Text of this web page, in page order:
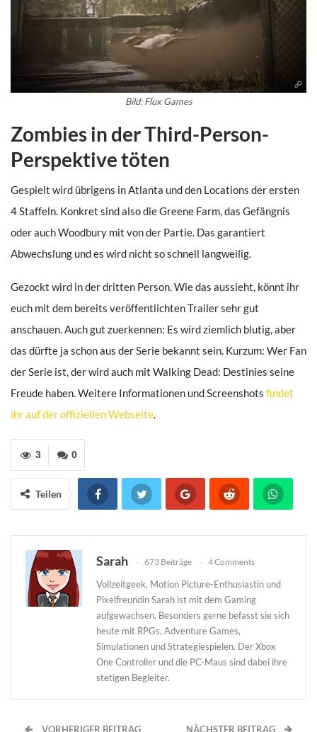
Bild: Flux Games
Zombies in der Third-Person-
Perspektive töten
Gespielt wird übrigens in Atlanta und den Locations der ersten
4 Staffeln. Konkret sind also die Greene Farm, das Gefängnis
oder auch Woodbury mit von der Partie. Das garantiert
Abwechslung und es wird nicht so schnell langweilig.
Gezockt wird in der dritten Person. Wie das aussieht, könnt ihr
euch mit dem bereits veröffentlichten Trailer sehr gut
anschauen. Auch gut zuerkennen: Es wird ziemlich blutig, aber
das dürfte ja schon aus der Serie bekannt sein. Kurzum: Wer Fan
der Serie ist, der wird auch mit Walking Dead: Destinies seine
Freude haben. Weitere Informationen und Screenshots findet
ihr auf der offiziellen Webseite.
0
3
Teilen
Sarah 673 Beiträge 4 Comments
Vollzeitgeek, Motion Picture-Enthusiastin und
Pixelfreundin Sarah ist mit dem Gaming
aufgewachsen. Besonders gerne befasst sie sich
heute mit RPGs, Adventure Games,
Simulationen und Strategiespielen. Der Xbox
One Controller und die PC-Maus sind dabei ihre
stetigen Begleiter.
VORHERIGER BEITRAG NÄCHSTER BEITRAG